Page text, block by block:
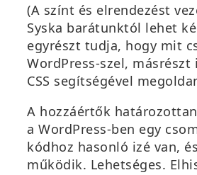
(A színt és elrendezést
Syska barátunktól lehet
egyrészt tudja, hogy mit
WordPress-szel,
CSS segítségével
A hozzáértők
a WordPress-ben egy
kódhoz hasonló izé van,
működik. Lehetséges.